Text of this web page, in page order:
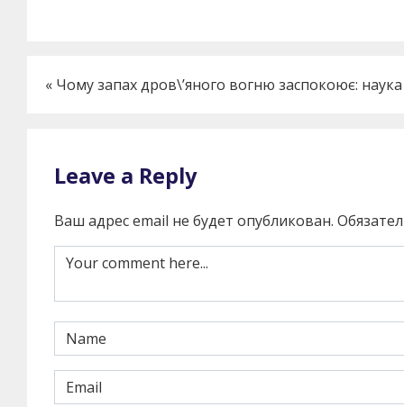
« Чому запах дров\’яного вогню заспокоює:
Leave a Reply
Ваш адрес email не будет опубликован.